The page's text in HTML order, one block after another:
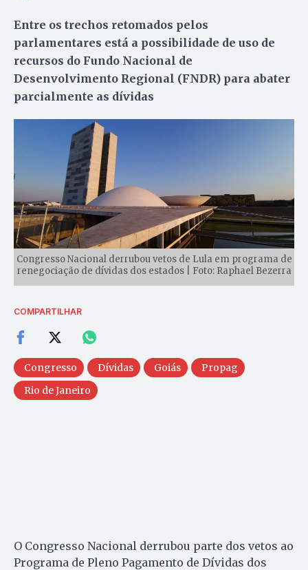
Entre os trechos retomados pelos
parlamentares está a possibilidade de uso de
recursos do Fundo Nacional de
Desenvolvimento Regional (FNDR) para abater
parcialmente as dívidas
Congresso Nacional derrubou vetos de Lula em programa de
renegociação de dívidas dos estados | Foto: Raphael Bezerra
COMPARTILHAR
Congresso Dívidas Goiás
Propag
Rio de Janeiro
O Congresso Nacional derrubou parte dos vetos ao
Programa de Pleno Pagamento de Dívidas dos